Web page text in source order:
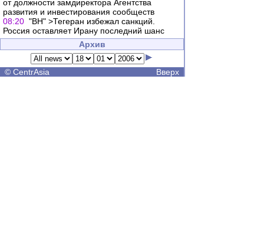
от должности замдиректора Агентства
развития и инвестирования сообществ
08:20 "ВН" >Тегеран избежал санкций.
Россия оставляет Ирану последний шанс
Архив
© CentrAsia Вверх